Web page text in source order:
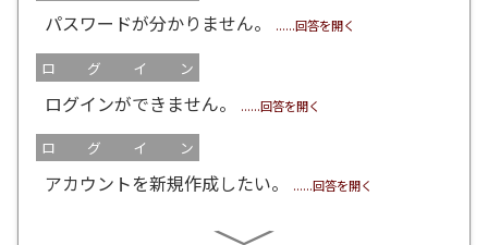
パスワードが分かりません。 ......回答を開く
ログイン
ログインができません。 ......回答を開く
ログイン
アカウントを新規作成したい。 ......回答を開く
∨